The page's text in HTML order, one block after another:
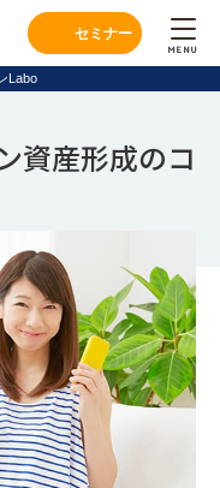
セミナー
MENU
Labo
資産形成のコ